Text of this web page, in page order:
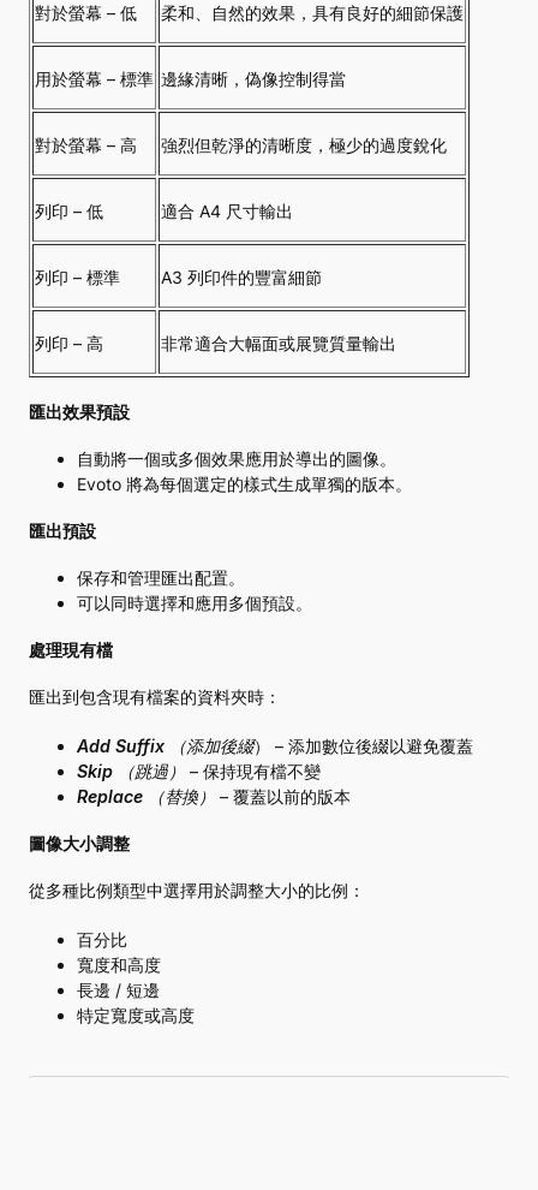
對於螢幕 – 低 柔和、自然的效果，具有良好的細節保護
用於螢幕 – 標準 邊緣清晰，偽像控制得當
對於螢幕 – 高 強烈但乾淨的清晰度，極少的過度銳化
列印 – 低 適合 A4 尺寸輸出
列印 – 標準 A3 列印件的豐富細節
列印 – 高 非常適合大幅面或展覽質量輸出
匯出效果預設
自動將一個或多個效果應用於導出的圖像。
Evoto 將為每個選定的樣式生成單獨的版本。
匯出預設
保存和管理匯出配置。
可以同時選擇和應用多個預設。
處理現有檔
匯出到包含現有檔案的資料夾時：
Add Suffix （添加後綴） – 添加數位後綴以避免覆蓋
Skip （跳過）
– 保持現有檔不變
Replace （替換）
– 覆蓋以前的版本
圖像大小調整
從多種比例類型中選擇用於調整大小的比例：
百分比
寬度和高度
長邊 / 短邊
特定寬度或高度